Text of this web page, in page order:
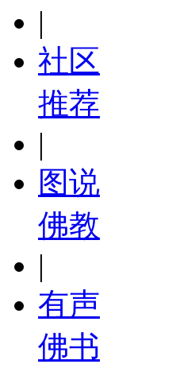
|
社区
推荐
|
图说
佛教
|
有声
佛书